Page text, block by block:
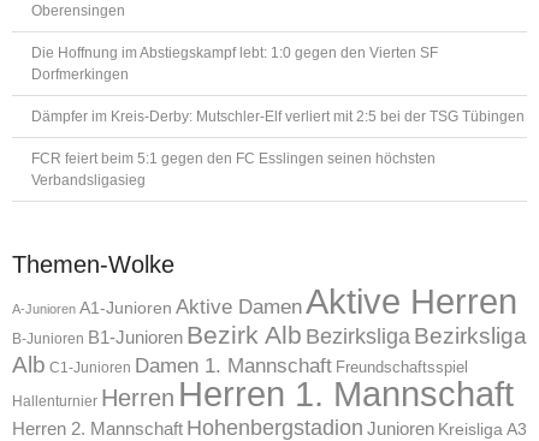
Oberensingen
Die Hoffnung im Abstiegskampf lebt: 1:0 gegen den Vierten SF
Dorfmerkingen
Dämpfer im Kreis-Derby: Mutschler-Elf verliert mit 2:5 bei der TSG Tübingen
FCR feiert beim 5:1 gegen den FC Esslingen seinen höchsten
Verbandsligasieg
Themen-Wolke
A-Junioren A1-Junioren Aktive DamenAktive Herren
B-Junioren B1-Junioren Bezirk Alb Bezirksliga Bezirksliga
Alb C1-Junioren Damen 1. Mannschaft Freundschaftsspiel
Hallenturnier Herren Herren 1. Mannschaft
Herren 2. Mannschaft Hohenbergstadion Junioren Kreisliga A3